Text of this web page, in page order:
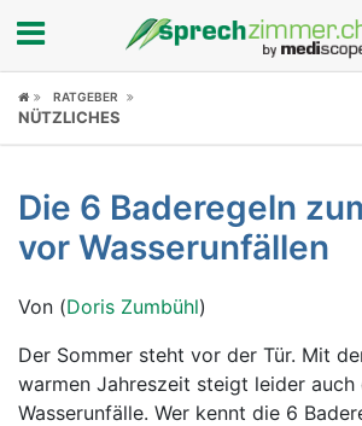
Fokus
Symptome
Ratgeber
RATGEBER
NÜTZLICHES
Die 6 Baderegeln
vor Wasserunfällen
Von (Doris Zumbühl)
Der Sommer steht vor der Tür. Mit
warmen Jahreszeit steigt leider auch
Wasserunfälle. Wer kennt die 6